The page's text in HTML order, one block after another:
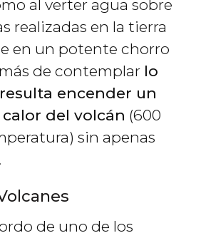
al verter agua sobre
realizadas en la tierra
en un potente chorro
de contemplar lo
encender un
del volcán (600
sin apenas
de uno de los